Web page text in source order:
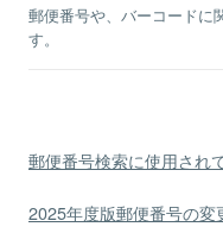
郵便番号や、バーコードに
す。
郵便番号検索に使用され
2025年度版郵便番号の変